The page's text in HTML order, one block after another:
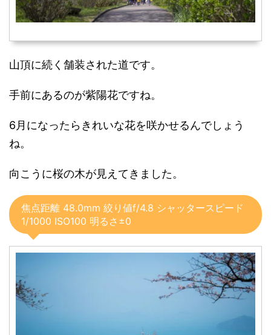
山頂に続く舗装された道です。
手前にあるのが紫陽花ですね。
6月になったらきれいな花を咲かせるんでしょう
ね。
向こうに桜の木が見えてきました。
焦点距離 48.0mm 絞り値f/4.8 シャッタースピード
1/1000 ISO100 明るさ±0